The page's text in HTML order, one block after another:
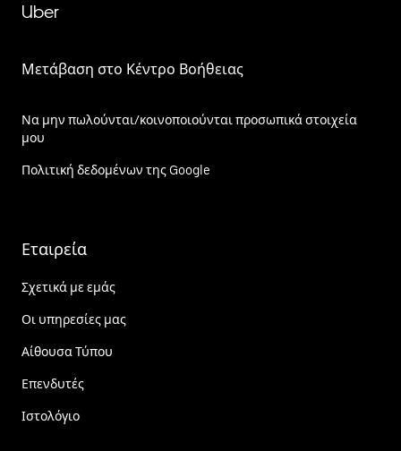
Uber
Μετάβαση στο Κέντρο Βοήθειας
Να μην πωλούνται/κοινοποιούνται προσωπικά στοιχεία
μου
Πολιτική δεδομένων της Google
Εταιρεία
Σχετικά με εμάς
Οι υπηρεσίες μας
Αίθουσα Τύπου
Επενδυτές
Ιστολόγιο